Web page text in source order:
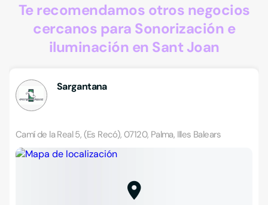
Te recomendamos otros negocios
cercanos para Sonorización e
iluminación en Sant Joan
Sargantana
Camí de la Real 5, (Es Recó), 07120, Palma, Illes Balears